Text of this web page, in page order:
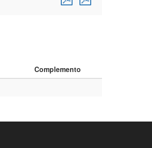
Complemento